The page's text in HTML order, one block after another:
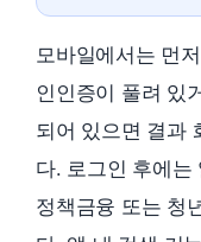
모바일에서는 먼
인인증이 풀려 있
되어 있으면 결과
다. 로그인 후에는
정책금융 또는 청